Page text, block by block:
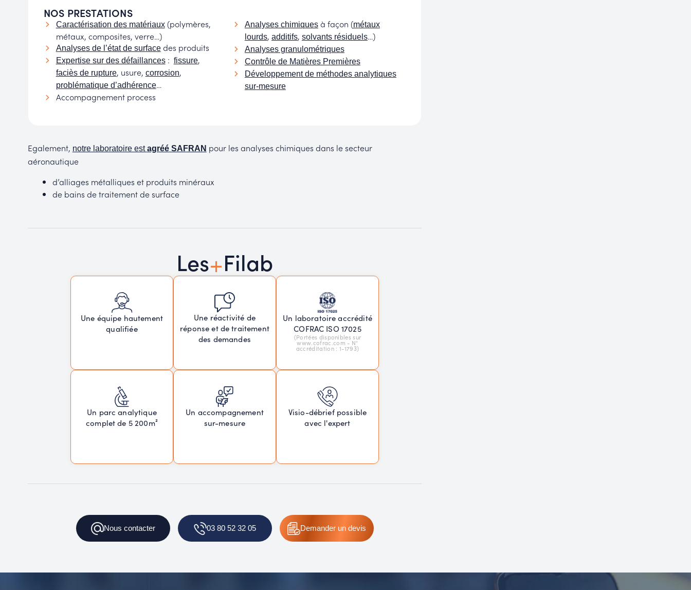
NOS PRESTATIONS
Caractérisation des matériaux(polymères,
métaux, composites, verre…)
Analyses de l’état de surfacedes produits
Expertise sur des défaillances: fissure,
faciès de rupture, usure, corrosion,
problématique d’adhérence…
Accompagnement process
Analyses chimiquesà façon (métaux
lourds, additifs, solvants résiduels…)
Analyses granulométriques
Contrôle de Matières Premières
Développement de méthodes analytiques
sur-mesure
Egalement, notre laboratoire estagréé SAFRAN pour les analyses chimiques dans le secteur
aéronautique
d’alliages métalliques et produits minéraux
de bains de traitement de surface
Les+Filab
Une équipe hautement
qualifiée
Une réactivité de
réponse et de traitement
des demandes
Un laboratoire accrédité
COFRAC ISO 17025
(Portées disponibles sur
www.cofrac.com - N°
accréditation : 1-1793)
Un parc analytique
complet de 5 200m²
Un accompagnement
sur-mesure
Visio-débrief possible
avec l'expert
Nous contacter 03 80 52 32 05 Demanderun devis